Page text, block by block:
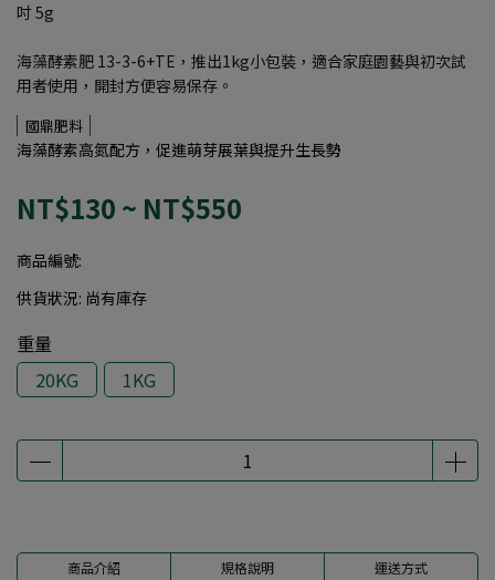
吋 5g
海藻酵素肥 13-3-6+TE，推出1kg小包裝，適合家庭園藝與初次試
用者使用，開封方便容易保存。
國鼎肥料
海藻酵素高氮配方，促進萌芽展葉與提升生長勢
NT$130 ~ NT$550
商品編號:
供貨狀況: 尚有庫存
重量
20KG
1KG
商品介紹 規格說明 運送方式